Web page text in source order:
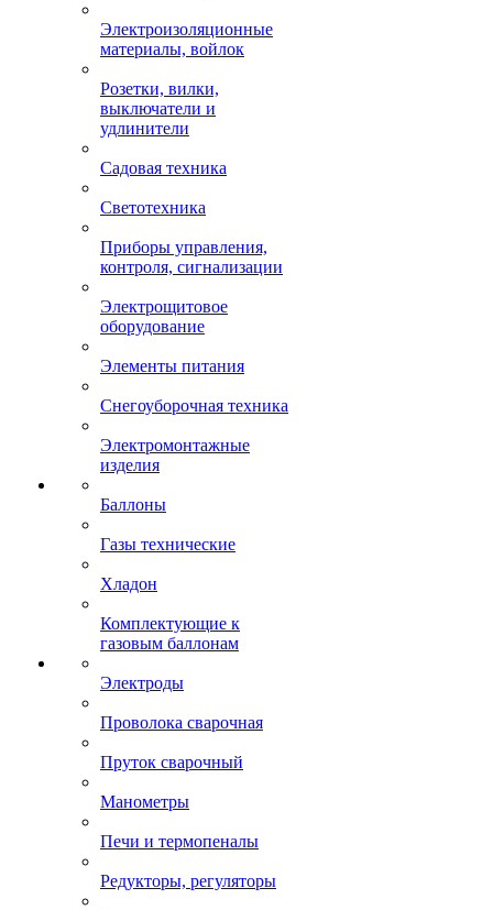
Электроизоляционные
материалы, войлок
Розетки, вилки,
выключатели и
удлинители
Садовая техника
Светотехника
Приборы управления,
контроля, сигнализации
Электрощитовое
оборудование
Элементы питания
Снегоуборочная техника
Электромонтажные
изделия
Баллоны
Газы технические
Хладон
Комплектующие к
газовым баллонам
Электроды
Проволока сварочная
Пруток сварочный
Манометры
Печи и термопеналы
Редукторы, регуляторы